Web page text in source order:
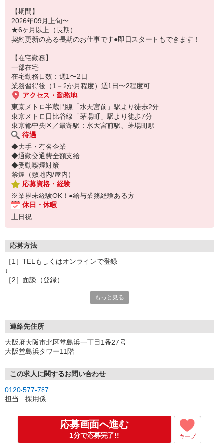
【期間】
2026年09月上旬〜
★6ヶ月以上（長期）
契約更新のある長期のお仕事です●即日スタートもできます！
【在宅勤務】
一部在宅
在宅勤務日数：週1〜2日
業務習得後（1－2か月程度）週1日〜2程度可
アクセス・勤務地
東京メトロ半蔵門線「水天宮前」駅より徒歩2分
東京メトロ日比谷線「茅場町」駅より徒歩7分
東京都中央区／最寄駅：水天宮前駅、茅場町駅
待遇
◆大手・有名企業
◆通勤交通費全額支給
◆受動喫煙対策
禁煙（敷地内/屋内）
応募資格・経験
※業界未経験OK！●給与業務経験ある方
休日・休暇
土日祝
応募方法
［1］TELもしくはオンラインで登録
↓
［2］面談（登録）
［3］お仕事の紹介
ご希望条件に合うお仕事があればその他のお仕事もご紹介
↓
就業にあたっての手続きを行います。
↓
［5］お仕事スタート
出勤初日は営業担当が同行するので
※ご応募のタイミングによっては募集が終了している場合もござい
もっと見る
連絡先住所
大阪府大阪市北区堂島浜一丁目1番27号
大阪堂島浜タワー11階
この求人に関するお問い合わせ
0120-577-787
担当：採用係
応募画面へ進む
1分で応募完了!! キープ